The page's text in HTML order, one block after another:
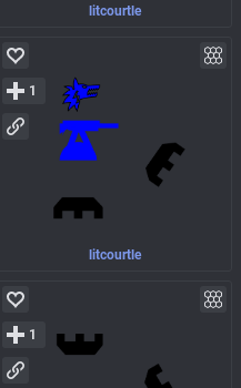
litcourtle
litcourtle
1
1